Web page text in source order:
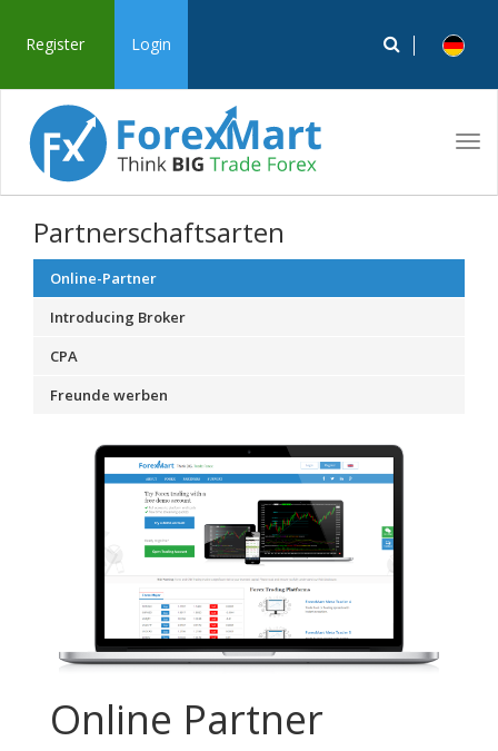
Register Login
Partnerschaftsarten
Online-Partner
Introducing Broker
CPA
Freunde werben
Online Partner